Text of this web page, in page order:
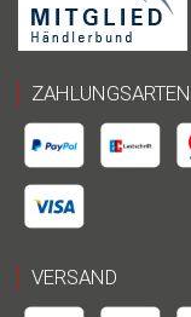
ZAHLUNGSARTEN
VERSAND